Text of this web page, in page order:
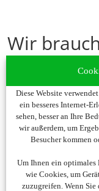
Diese Website
ein besseres Internet-
sehen, besser an Ihre
wir außerdem, um
Besucher kommen
Um Ihnen ein optimales
wie Cookies, um
zuzugreifen. Wenn
Wir
Um diesen Inhalt
Es werden ggf.